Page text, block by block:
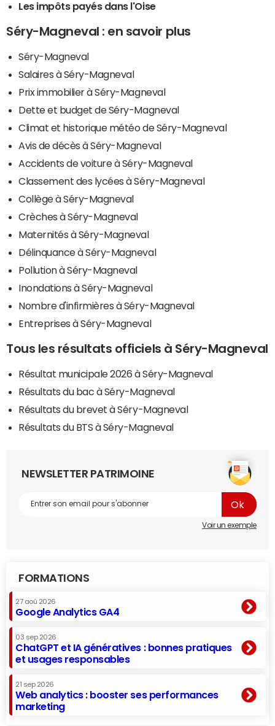
Les impôts payés dans l'Oise
Séry-Magneval : en savoir plus
Séry-Magneval
Salaires à Séry-Magneval
Prix immobilier à Séry-Magneval
Dette et budget de Séry-Magneval
Climat et historique météo de Séry-Magneval
Avis de décès à Séry-Magneval
Accidents de voiture à Séry-Magneval
Classement des lycées à Séry-Magneval
Collège à Séry-Magneval
Crèches à Séry-Magneval
Maternités à Séry-Magneval
Délinquance à Séry-Magneval
Pollution à Séry-Magneval
Inondations à Séry-Magneval
Nombre d'infirmières à Séry-Magneval
Entreprises à Séry-Magneval
Tous les résultats officiels à Séry-Magneval
Résultat municipale 2026 à Séry-Magneval
Résultats du bac à Séry-Magneval
Résultats du brevet à Séry-Magneval
Résultats du BTS à Séry-Magneval
NEWSLETTER PATRIMOINE
Voir un exemple
FORMATIONS
27 aoû 2026
Google Analytics GA4
03 sep 2026
ChatGPT et IA génératives : bonnes pratiques
et usages responsables
21 sep 2026
Web analytics : booster ses performances
marketing